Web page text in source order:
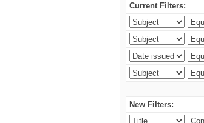
Current Filters:
New Filters: